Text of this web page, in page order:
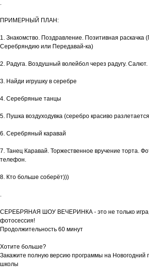
ПРИМЕРНЫЙ ПЛАН:
1. Знакомство. Поздравление. Позитивная раскачка
Серебряндию или Передавай-ка)
2. Радуга. Воздушный волейбол через радугу. Салют.
3. Найди игрушку в серебре
4. Серебряные танцы
5. Пушка воздуходувка (серебро красиво
6. Серебряный каравай
7. Танец Каравай. Торжественное вручение торта.
телефон.
8. Кто больше соберёт)))
СЕРЕБРЯНАЯ ШОУ ВЕЧЕРИНКА - это не только
фотосессия!
Продолжительность 60 минут
Хотите больше?
Закажите полную версию программы на Новогодний
школы